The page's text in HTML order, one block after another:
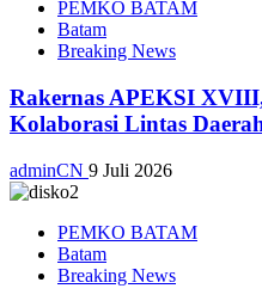
PEMKO BATAM
Batam
Breaking News
Rakernas APEKSI
Kolaborasi Lintas
adminCN 9 Juli 2026
PEMKO BATAM
Batam
Breaking News